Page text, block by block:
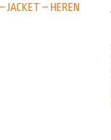
JACKET – HEREN